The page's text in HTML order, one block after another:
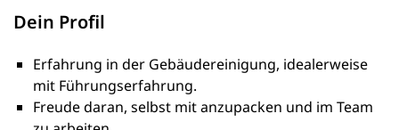
Dein Profil
Erfahrung in der Gebäudereinigung, idealerweise
mit Führungserfahrung.
Freude daran, selbst mit anzupacken und im Team